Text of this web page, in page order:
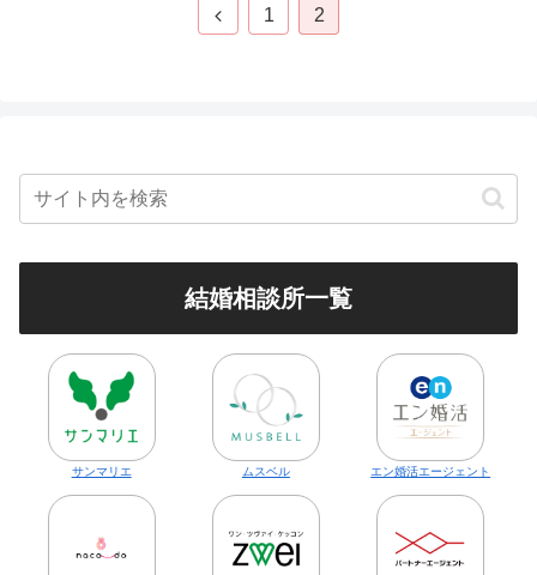
1 2
結婚相談所一覧
サンマリエ ムスベル エン婚活エージェント